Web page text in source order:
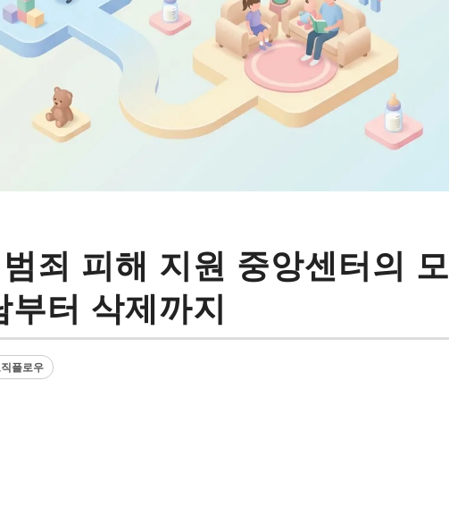
죄 피해 지원 중앙센터의 모
부터 삭제까지
플로우